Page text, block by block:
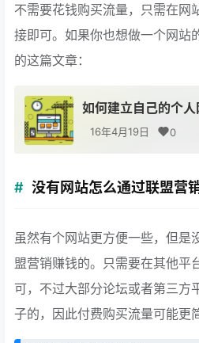
不需要花钱购买流量，只需在网
接即可。如果你也想做一个网站
的这篇文章：
如何建立自己的个人
16年4月19日 0
没有网站怎么通过联盟营
虽然有个网站更方便一些，但是
盟营销赚钱的。只需要在其他平
可，不过大部分论坛或者第三方
子的，因此付费购买流量可能更